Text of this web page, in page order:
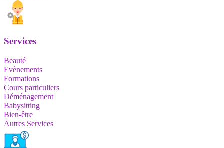
Services
Beauté
Evènements
Formations
Cours particuliers
Déménagement
Babysitting
Bien-être
Autres Services